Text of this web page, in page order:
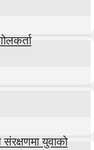
संरक्षणमा युवाको